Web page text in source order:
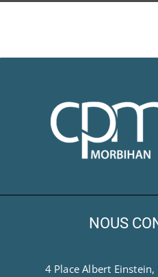
NOUS
4 Place Albert Einstein,